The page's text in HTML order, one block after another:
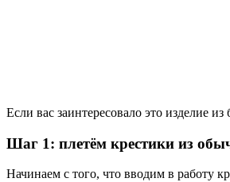
Если вас заинтересовало это изделие
Шаг 1: плетём крестики из
Начинаем с того, что вводим в работу